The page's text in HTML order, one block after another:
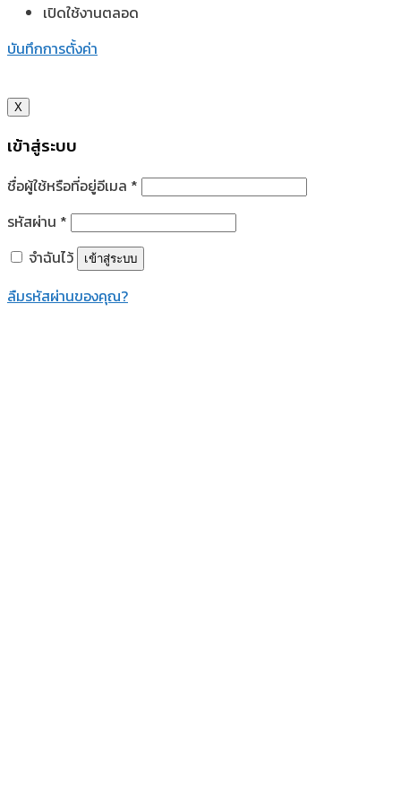
เปิดใช้งานตลอด
บันทึกการตั้งค่า
X
เข้าสู่ระบบ
ชื่อผู้ใช้หรือที่อยู่อีเมล *
รหัสผ่าน *
จำฉันไว้
เข้าสู่ระบบ
ลืมรหัสผ่านของคุณ?